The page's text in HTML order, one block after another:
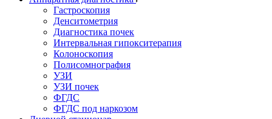
Гастроскопия
Денситометрия
Диагностика почек
Интервальная гипокситерапия
Колоноскопия
Полисомнография
УЗИ
УЗИ почек
ФГДС
ФГДС под наркозом